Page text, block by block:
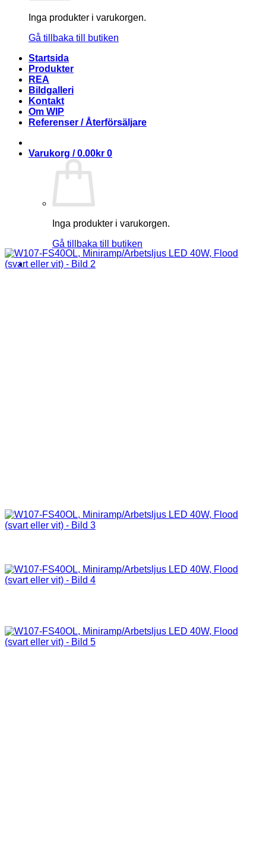
Inga produkter i varukorgen.
Gå tillbaka till butiken
Startsida
Produkter
REA
Bildgalleri
Kontakt
Om WIP
Referenser / Återförsäljare
Varukorg /0.00kr 0
Inga produkter i varukorgen.
Gå tillbaka till butiken